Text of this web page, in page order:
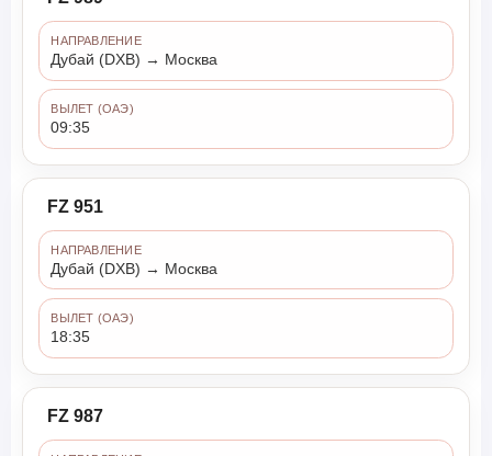
НАПРАВЛЕНИЕ
Дубай (DXB) → Москва
ВЫЛЕТ (ОАЭ)
09:35
FZ 951
НАПРАВЛЕНИЕ
Дубай (DXB) → Москва
ВЫЛЕТ (ОАЭ)
18:35
FZ 987